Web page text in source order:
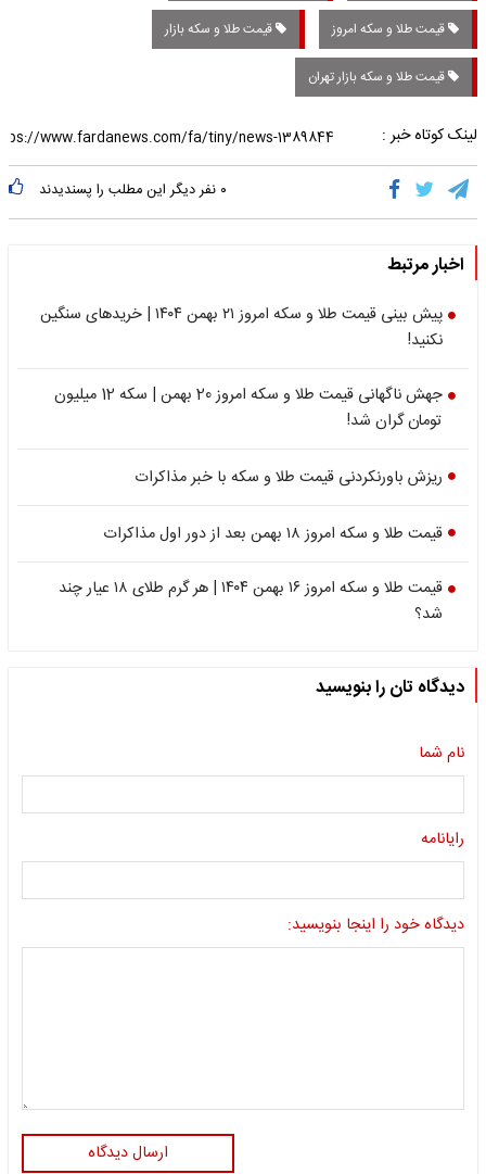
قیمت طلا و سکه امروز قیمت طلا و سکه بازار
قیمت طلا و سکه بازار تهران
لینک کوتاه خبر :
۰ نفر دیگر این مطلب را پسندیدند
اخبار مرتبط
پیش بینی قیمت طلا و سکه امروز ۲۱ بهمن ۱۴۰۴ | خریدهای سنگین
نکنید!
جهش ناگهانی قیمت طلا و سکه امروز 20 بهمن | سکه 12 میلیون
تومان گران شد!
ریزش باورنکردنی قیمت طلا و سکه با خبر مذاکرات
قیمت طلا و سکه امروز ۱۸ بهمن بعد از دور اول مذاکرات
قیمت طلا و سکه امروز ۱۶ بهمن ۱۴۰۴ | هر گرم طلای ۱۸ عیار چند
شد؟
دیدگاه تان را بنویسید
نام شما
رایانامه
دیدگاه خود را اینجا بنویسید:
ارسال دیدگاه